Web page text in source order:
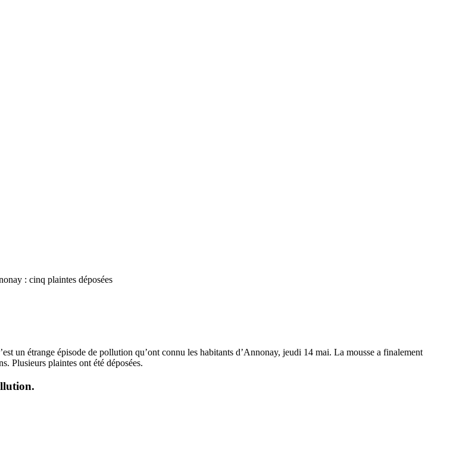
: cinq plaintes déposées
un étrange épisode de pollution qu’ont connu les habitants d’Annonay, jeudi 14 mai. La mousse a finalement
Plusieurs plaintes ont été déposées.